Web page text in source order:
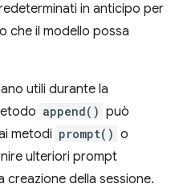
in anticipo per
che il modello possa
utili durante la
append() può
metodi prompt() o
ulteriori prompt
della sessione.